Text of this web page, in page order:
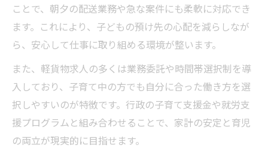
ことで、朝夕の配送業務や急な案件にも柔軟に対応でき
ます。これにより、子どもの預け先の心配を減らしなが
ら、安心して仕事に取り組める環境が整います。
また、軽貨物求人の多くは業務委託や時間帯選択制を導
入しており、子育て中の方でも自分に合った働き方を選
択しやすいのが特徴です。行政の子育て支援金や就労支
援プログラムと組み合わせることで、家計の安定と育児
の両立が現実的に目指せます。